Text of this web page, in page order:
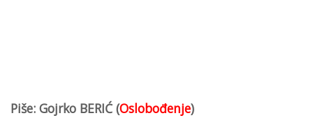
Piše: Gojrko BERIĆ (Oslobođenje)